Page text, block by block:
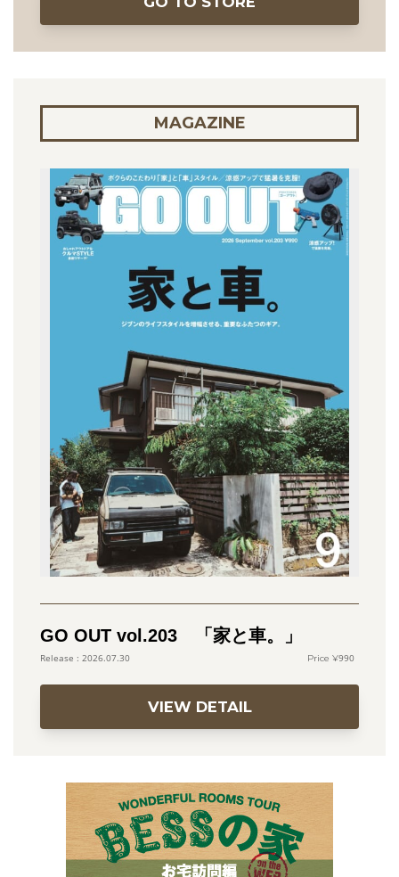
MAGAZINE
GO OUT vol.203 「家と車。」
2026.07.30 990
VIEW DETAIL